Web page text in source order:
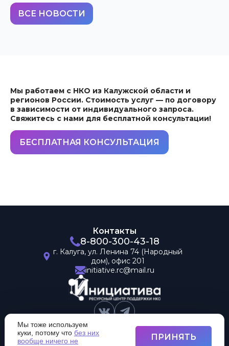
ВСЕ НОВОСТИ
Мы работаем с НКО из Калужской области и
регионов России. Стоимость услуг — по договору
в зависимости от индивидуального запроса.
Свяжитесь с нами для бесплатной консультации!
БЕСПЛАТНАЯ КОНСУЛЬТАЦИЯ
Контакты
8-800-300-43-18
г. Калуга, ул. Ленина 74 (Народный
дом), офис 201
initiative.rc@mail.ru
Мы тоже используем
куки, потому что без них
вообще ничего не
ПРИНЯТЬ